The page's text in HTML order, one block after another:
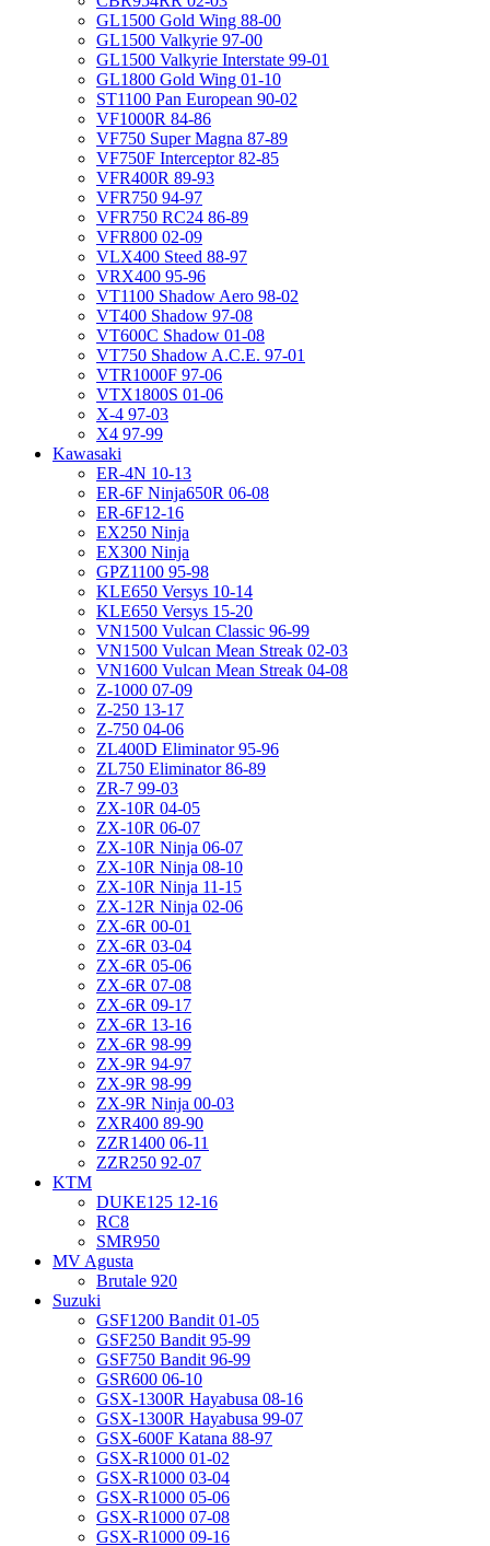
GL1500 Gold Wing 88-00
GL1500 Valkyrie 97-00
GL1500 Valkyrie Interstate 99-01
GL1800 Gold Wing 01-10
ST1100 Pan European 90-02
VF1000R 84-86
VF750 Super Magna 87-89
VF750F Interceptor 82-85
VFR400R 89-93
VFR750 94-97
VFR750 RC24 86-89
VFR800 02-09
VLX400 Steed 88-97
VRX400 95-96
VT1100 Shadow Aero 98-02
VT400 Shadow 97-08
VT600C Shadow 01-08
VT750 Shadow A.C.E. 97-01
VTR1000F 97-06
VTX1800S 01-06
X-4 97-03
X4 97-99
Kawasaki
ER-4N 10-13
ER-6F Ninja650R 06-08
ER-6F12-16
EX250 Ninja
EX300 Ninja
GPZ1100 95-98
KLE650 Versys 10-14
KLE650 Versys 15-20
VN1500 Vulcan Classic 96-99
VN1500 Vulcan Mean Streak 02-03
VN1600 Vulcan Mean Streak 04-08
Z-1000 07-09
Z-250 13-17
Z-750 04-06
ZL400D Eliminator 95-96
ZL750 Eliminator 86-89
ZR-7 99-03
ZX-10R 04-05
ZX-10R 06-07
ZX-10R Ninja 06-07
ZX-10R Ninja 08-10
ZX-10R Ninja 11-15
ZX-12R Ninja 02-06
ZX-6R 00-01
ZX-6R 03-04
ZX-6R 05-06
ZX-6R 07-08
ZX-6R 09-17
ZX-6R 13-16
ZX-6R 98-99
ZX-9R 94-97
ZX-9R 98-99
ZX-9R Ninja 00-03
ZXR400 89-90
ZZR1400 06-11
ZZR250 92-07
KTM
DUKE125 12-16
RC8
SMR950
MV Agusta
Brutale 920
Suzuki
GSF1200 Bandit 01-05
GSF250 Bandit 95-99
GSF750 Bandit 96-99
GSR600 06-10
GSX-1300R Hayabusa 08-16
GSX-1300R Hayabusa 99-07
GSX-600F Katana 88-97
GSX-R1000 01-02
GSX-R1000 03-04
GSX-R1000 05-06
GSX-R1000 07-08
GSX-R1000 09-16